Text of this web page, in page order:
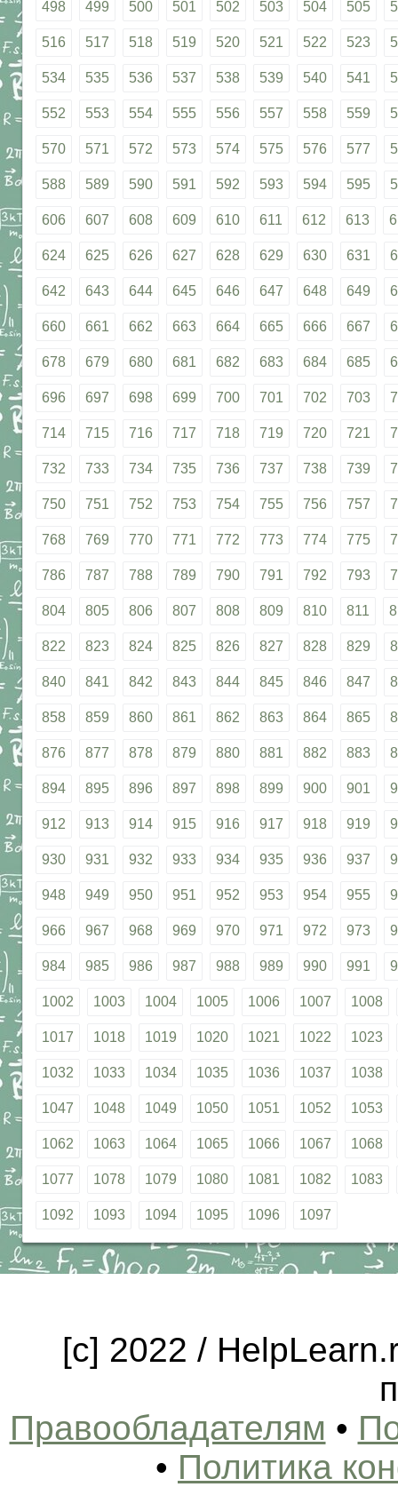
498 499 500 501 502 503 504 505
516 517 518 519 520 521 522 523
534 535 536 537 538 539 540 541
552 553 554 555 556 557 558 559
570 571 572 573 574 575 576 577
588 589 590 591 592 593 594 595
606 607 608 609 610 611 612 613
624 625 626 627 628 629 630 631
642 643 644 645 646 647 648 649
660 661 662 663 664 665 666 667
678 679 680 681 682 683 684 685
696 697 698 699 700 701 702 703
714 715 716 717 718 719 720 721
732 733 734 735 736 737 738 739
750 751 752 753 754 755 756 757
768 769 770 771 772 773 774 775
786 787 788 789 790 791 792 793
804 805 806 807 808 809 810 811
822 823 824 825 826 827 828 829
840 841 842 843 844 845 846 847
858 859 860 861 862 863 864 865
876 877 878 879 880 881 882 883
894 895 896 897 898 899 900 901
912 913 914 915 916 917 918 919
930 931 932 933 934 935 936 937
948 949 950 951 952 953 954 955
966 967 968 969 970 971 972 973
984 985 986 987 988 989 990 991
1002 1003 1004 1005 1006 1007 1008
1017 1018 1019 1020 1021 1022 1023
1032 1033 1034 1035 1036 1037 1038
1047 1048 1049 1050 1051 1052 1053
1062 1063 1064 1065 1066 1067 1068
1077 1078 1079 1080 1081 1082 1083
1092 1093 1094 1095 1096 1097
[c] 2022 /
Правообладателям •
• Политика